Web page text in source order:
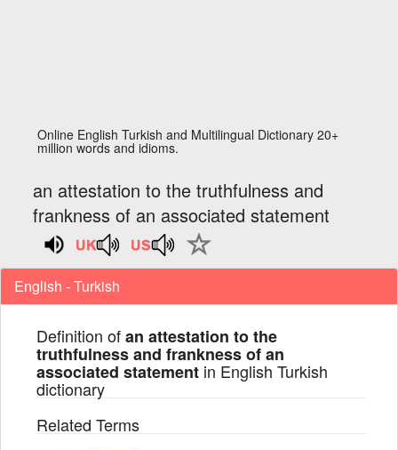
Online English Turkish and Multilingual Dictionary 20+
million words and idioms.
an attestation to the truthfulness and
frankness of an associated statement
English - Turkish
Definition ofan attestation to the
truthfulness and frankness of an
associated statement in English Turkish
dictionary
Related Terms